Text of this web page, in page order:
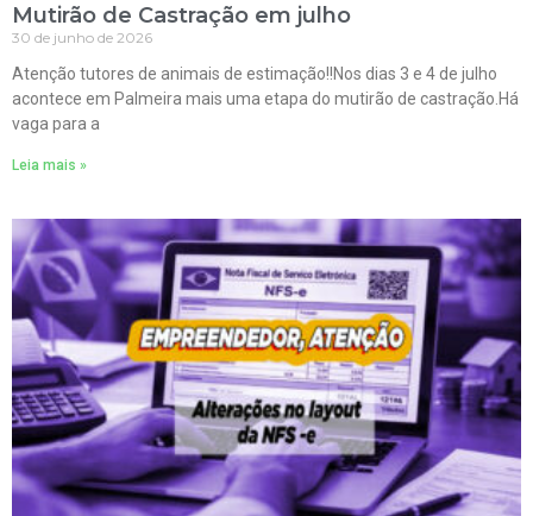
Mutirão de Castração em julho
30 de junho de 2026
Atenção tutores de animais de estimação!!Nos dias 3 e 4 de julho
acontece em Palmeira mais uma etapa do mutirão de castração.Há
vaga para a
Leia mais »